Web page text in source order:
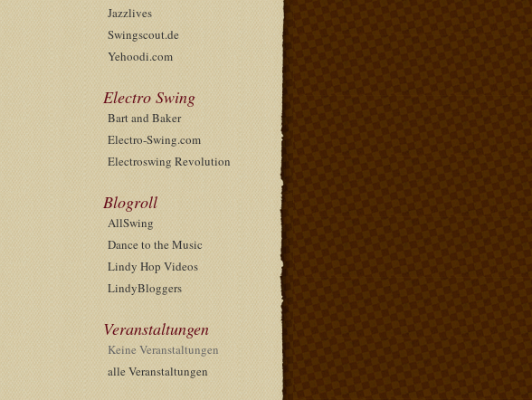
Jazzlives
Swingscout.de
Yehoodi.com
Electro Swing
Bart and Baker
Electro-Swing.com
Electroswing Revolution
Blogroll
AllSwing
Dance to the Music
Lindy Hop Videos
LindyBloggers
Veranstaltungen
Keine Veranstaltungen
alle Veranstaltungen